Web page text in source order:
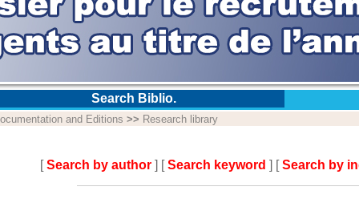
Search Biblio.
and Editions >> Research library
[Search by author ] [Search keyword ] [Search by